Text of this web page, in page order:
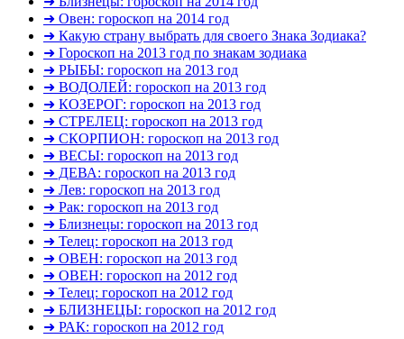
➜ Овен: гороскоп на 2014 год
➜ Какую страну выбрать для своего Знака Зодиака?
➜ Гороскоп на 2013 год по знакам зодиака
➜ РЫБЫ: гороскоп на 2013 год
➜ ВОДОЛЕЙ: гороскоп на 2013 год
➜ КОЗЕРОГ: гороскоп на 2013 год
➜ СТРЕЛЕЦ: гороскоп на 2013 год
➜ СКОРПИОН: гороскоп на 2013 год
➜ ВЕСЫ: гороскоп на 2013 год
➜ ДЕВА: гороскоп на 2013 год
➜ Лев: гороскоп на 2013 год
➜ Рак: гороскоп на 2013 год
➜ Близнецы: гороскоп на 2013 год
➜ Телец: гороскоп на 2013 год
➜ ОВЕН: гороскоп на 2013 год
➜ ОВЕН: гороскоп на 2012 год
➜ Телец: гороскоп на 2012 год
➜ БЛИЗНЕЦЫ: гороскоп на 2012 год
➜ РАК: гороскоп на 2012 год